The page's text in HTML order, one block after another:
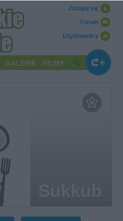
Użytkownicy
Forum
Zaloguj się
GALERIE FILMY